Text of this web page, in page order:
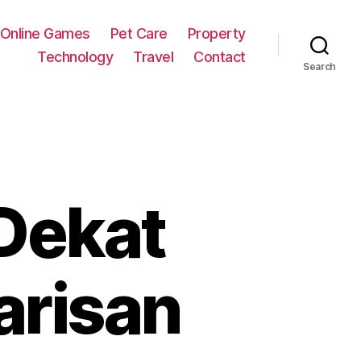
Online Games Pet Care
Property
Technology
Travel Contact
Search